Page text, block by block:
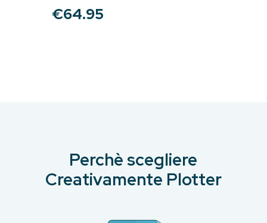
€64.95
Perchè scegliere
Creativamente Plotter